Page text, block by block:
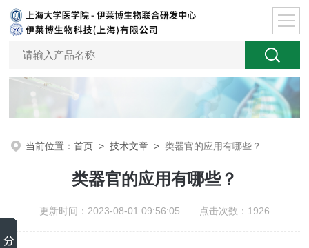
当前位置：首页 >技术文章 >类器官的应用有哪些？
类器官的应用有哪些？
更新时间：2023-08-01 09:56:05 点击次数：1926